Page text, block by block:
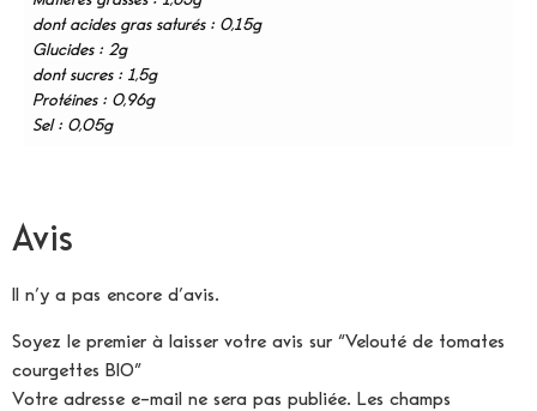
dont acides gras saturés : 0,15g
Glucides : 2g
dont sucres : 1,5g
Protéines : 0,96g
Sel : 0,05g
Avis
Il n’y a pas encore d’avis.
Soyez le premier à laisser votre avis sur “Velouté de tomates
courgettes BIO”
Votre adresse e-mail ne sera pas publiée. Les champs